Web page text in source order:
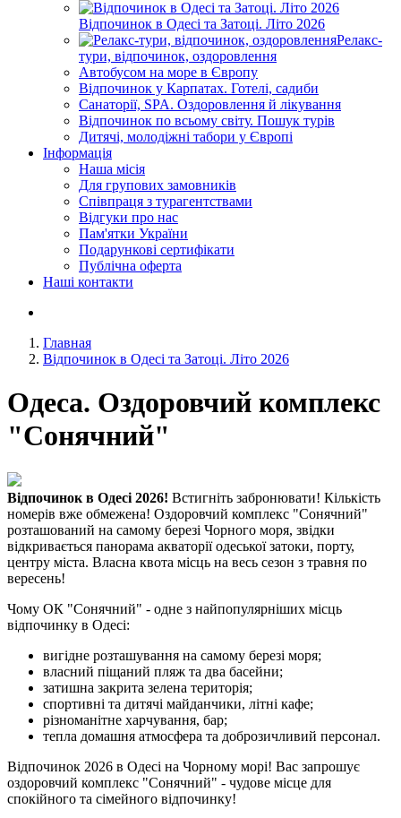
Відпочинок в Одесі та Затоці. Літо 2026
Релакс-
тури, відпочинок, оздоровлення
Автобусом на море в Європу
Відпочинок у Карпатах. Готелі, садиби
Санаторії, SPA. Оздоровлення й лікування
Відпочинок по всьому світу. Пошук турів
Дитячі, молодіжні табори у Європі
Інформація
Наша місія
Для групових замовників
Співпраця з турагентствами
Відгуки про нас
Пам'ятки України
Подарункові сертифікати
Публічна оферта
Наші контакти
Главная
Відпочинок в Одесі та Затоці. Літо 2026
Одеса. Оздоровчий комплекс
"Сонячний"
Відпочинок в Одесі 2026! Встигніть забронювати! Кількість
номерів вже обмежена! Оздоровчий комплекс "Сонячний"
розташований на самому березі Чорного моря, звідки
відкривається панорама акваторії одеської затоки, порту,
центру міста. Власна квота місць на весь сезон з травня по
вересень!
Чому ОК "Сонячний" - одне з найпопулярніших місць
відпочинку в Одесі:
вигідне розташування на самому березі моря;
власний піщаний пляж та два басейни;
затишна закрита зелена територія;
спортивні та дитячі майданчики, літні кафе;
різноманітне харчування, бар;
тепла домашня атмосфера та доброзичливий персонал.
Відпочинок 2026 в Одесі на Чорному морі! Вас запрошує
оздоровчий комплекс "Сонячний" - чудове місце для
спокійного та сімейного відпочинку!